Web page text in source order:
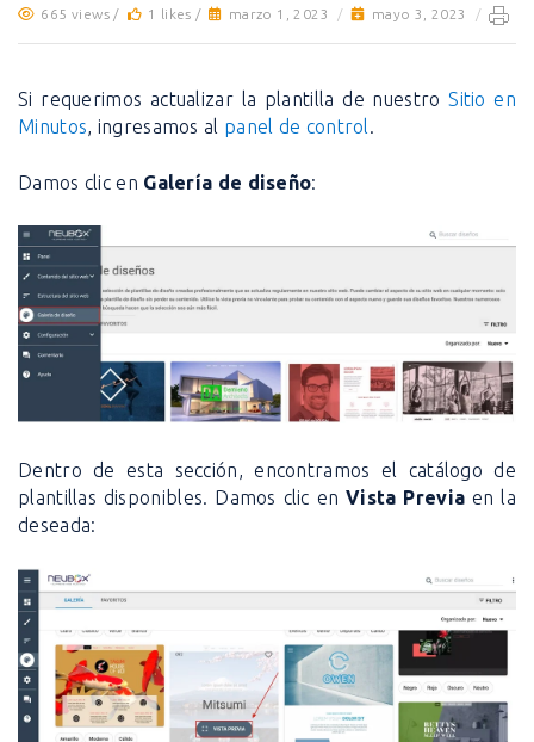
665 views / 1 likes / marzo 1, 2023 / mayo 3, 2023 /
Si requerimos actualizar la plantilla de nuestroSitio en
Minutos, ingresamos al panel de control.
Damos clic en Galería de diseño:
Dentro de esta sección, encontramos el catálogo de
plantillas disponibles. Damos clic enVista Previa en la
deseada: